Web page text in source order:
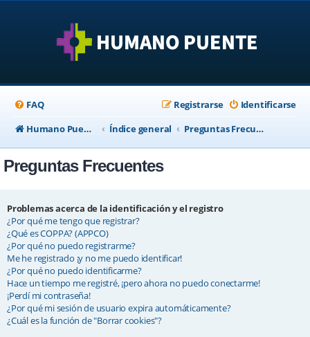
FAQ Identificarse
Registrarse
Humano Puente Empresas
Índice general Preguntas Frecuentes
Preguntas Frecuentes
Problemas acerca de la identificación y el registro
¿Por qué me tengo que registrar?
¿Qué es COPPA? (APPCO)
¿Por qué no puedo registrarme?
Me he registrado ¡y no me puedo identificar!
¿Por qué no puedo identificarme?
Hace un tiempo me registré, ¡pero ahora no puedo conectarme!
¡Perdí mi contraseña!
¿Por qué mi sesión de usuario expira automáticamente?
¿Cuál es la función de "Borrar cookies"?